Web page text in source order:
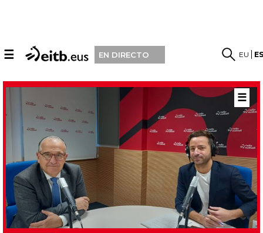
☰ EN DIRECTO EU
☰